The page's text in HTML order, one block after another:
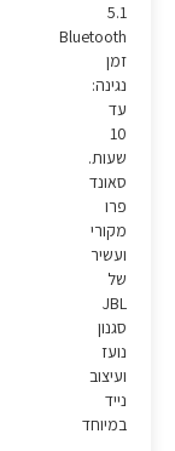
5.1
Bluetooth
זמן
נגינה:
עד
10
שעות.
סאונד
פרו
מקורי
ועשיר
של
JBL
סגנון
נועז
ועיצוב
נייד
במיוחד